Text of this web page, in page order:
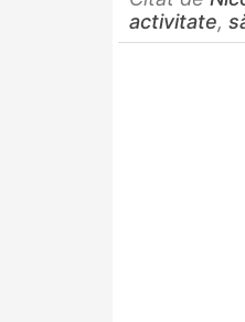
activitate,